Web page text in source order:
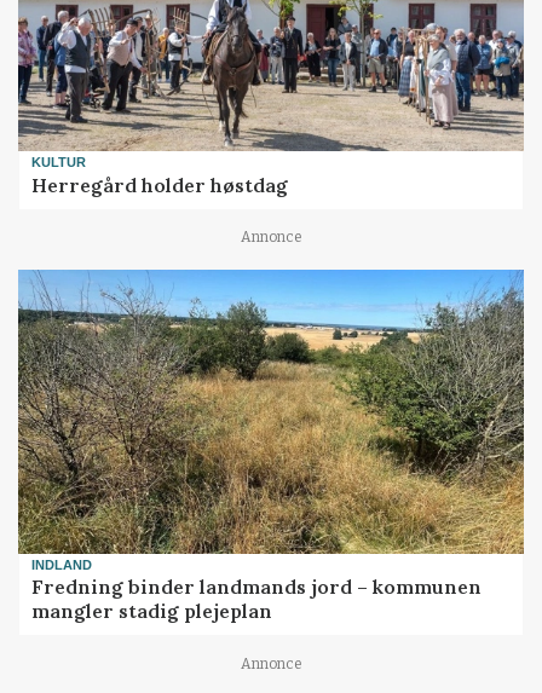
KULTUR
Herregård holder høstdag
Annonce
INDLAND
Fredning binder landmands jord – kommunen
mangler stadig plejeplan
Annonce